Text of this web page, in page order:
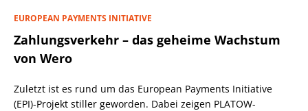
EUROPEAN PAYMENTS INITIATIVE
Zahlungsverkehr – das geheime Wachstum
von Wero
Zuletzt ist es rund um das European Payments Initiative
(EPI)-Projekt stiller geworden. Dabei zeigen PLATOW-